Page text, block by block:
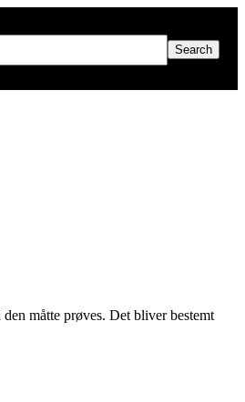
måtte prøves. Det bliver bestemt